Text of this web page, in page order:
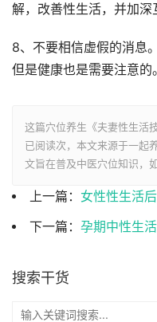
解，改善性生活，并加深
8、不要相信虚假的消息
但是健康也是需要注意的。
这篇穴位养生《夫妻性生活
已阅读次，本文来源于一
文旨在普及中医穴位知识，
上一篇： 女性性生活
下一篇： 孕期中性生
搜索干货